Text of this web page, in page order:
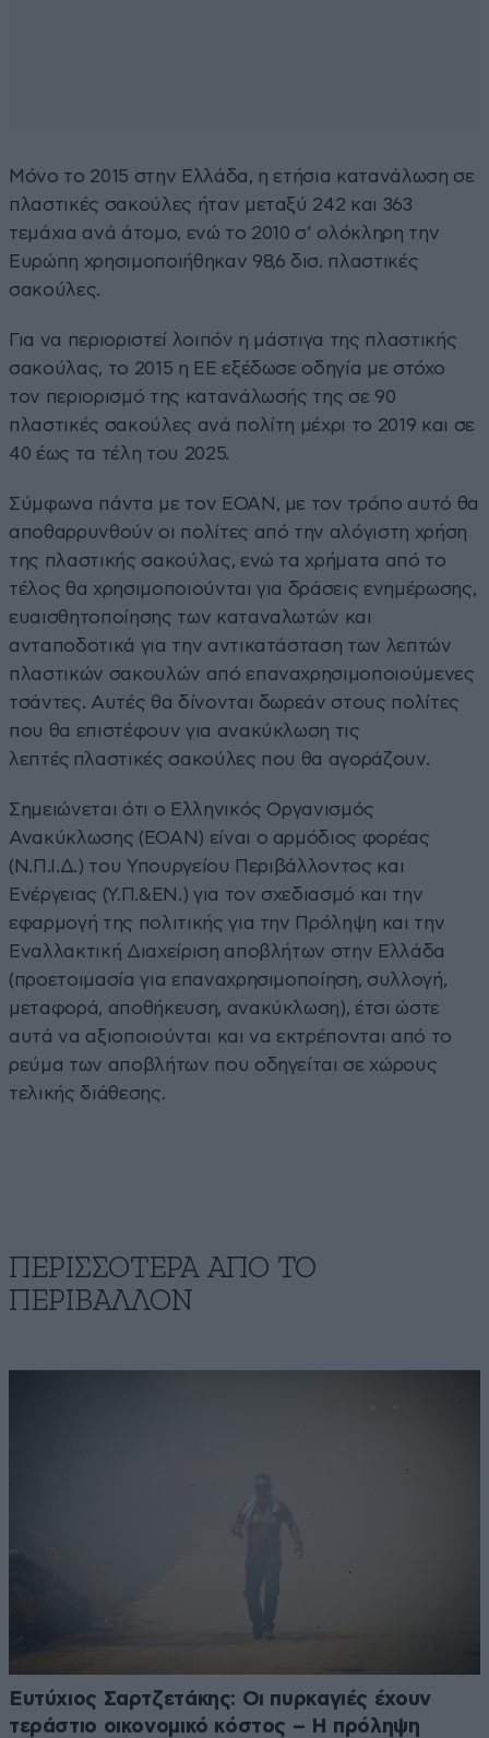
Μόνο το 2015 στην Ελλάδα, η ετήσια κατανάλωση σε
πλαστικές σακούλες ήταν μεταξύ 242 και 363
τεμάχια ανά άτομο, ενώ το 2010 σ’ ολόκληρη την
Ευρώπη χρησιμοποιήθηκαν 98,6 δισ. πλαστικές
σακούλες.
Για να περιοριστεί λοιπόν η μάστιγα της πλαστικής
σακούλας, το 2015 η ΕΕ εξέδωσε οδηγία με στόχο
τον περιορισμό της κατανάλωσής της σε 90
πλαστικές σακούλες ανά πολίτη μέχρι το 2019 και σε
40 έως τα τέλη του 2025.
Σύμφωνα πάντα με τον ΕΟΑΝ, με τον τρόπο αυτό θα
αποθαρρυνθούν οι πολίτες από την αλόγιστη χρήση
της πλαστικής σακούλας, ενώ τα χρήματα από το
τέλος θα χρησιμοποιούνται για δράσεις ενημέρωσης,
ευαισθητοποίησης των καταναλωτών και
ανταποδοτικά για την αντικατάσταση των λεπτών
πλαστικών σακουλών από επαναχρησιμοποιούμενες
τσάντες. Αυτές θα δίνονται δωρεάν στους πολίτες
που θα επιστέφουν για ανακύκλωση τις
λεπτές πλαστικές σακούλες που θα αγοράζουν.
Σημειώνεται ότι ο Ελληνικός Οργανισμός
Ανακύκλωσης (EOAN) είναι ο αρμόδιος φορέας
(Ν.Π.Ι.Δ.) του Υπουργείου Περιβάλλοντος και
Ενέργειας (Υ.Π.&ΕΝ.) για τον σχεδιασμό και την
εφαρμογή της πολιτικής για την Πρόληψη και την
Εναλλακτική Διαχείριση αποβλήτων στην Ελλάδα
(προετοιμασία για επαναχρησιμοποίηση, συλλογή,
μεταφορά, αποθήκευση, ανακύκλωση), έτσι ώστε
αυτά να αξιοποιούνται και να εκτρέπονται από το
ρεύμα των αποβλήτων που οδηγείται σε χώρους
τελικής διάθεσης.
ΠΕΡΙΣΣΟΤΕΡΑ ΑΠΟ ΤΟ
ΠΕΡΙΒΑΛΛΟΝ
Ευτύχιος Σαρτζετάκης: Οι πυρκαγιές έχουν
τεράστιο οικονομικό κόστος – Η πρόληψη